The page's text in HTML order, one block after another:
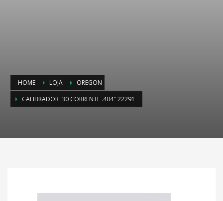
HOME LOJA
OREGON
CALIBRADOR .30 CORRENTE .404″ 22291